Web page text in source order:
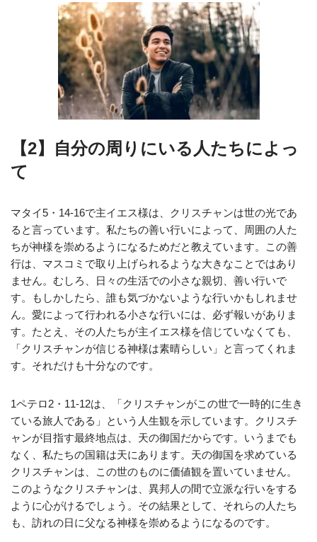
【2】自分の周りにいる人たちによっ
て
マタイ5・14‐16で主イエス様は、クリスチャンは世の光であ
ると言っています。私たちの善い行いによって、周囲の人た
ちが神様を崇めるようになるためだと教えています。この善
行は、マスコミで取り上げられるような大きなことではあり
ません。むしろ、日々の生活での小さな親切、善い行いで
す。もしかしたら、誰も気づかないような行いかもしれませ
ん。愛によって行われる小さな行いには、必ず報いがありま
す。たとえ、その人たちが主イエス様を信じていなくても、
「クリスチャンが信じる神様は素晴らしい」と言ってくれま
す。それだけも十分なのです。
1ペテロ2・11‐12は、「クリスチャンがこの世で一時的に生き
ている旅人である」という人生観を示しています。クリスチ
ャンが目指す最終地点は、天の御国だからです。いうまでも
なく、私たちの国籍は天にあります。天の御国を求めている
クリスチャンは、この世のものに価値観を置いていません。
このようなクリスチャンは、異邦人の間で立派な行いをする
ように心がけるでしょう。その結果として、それらの人たち
も、訪れの日に父なる神様を崇めるようになるのです。